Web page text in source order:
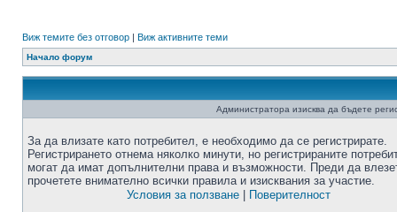
Виж темите без отговор | Виж активните теми
Начало форум
Администратора изисква да бъдете
За да влизате като потребител, е необходимо да се регистрирате.
Регистрирането отнема няколко минути, но регистрираните
могат да имат допълнителни права и възможности. Преди да
прочетете внимателно всички правила и изисквания за участие.
Условия за ползване| Поверителност